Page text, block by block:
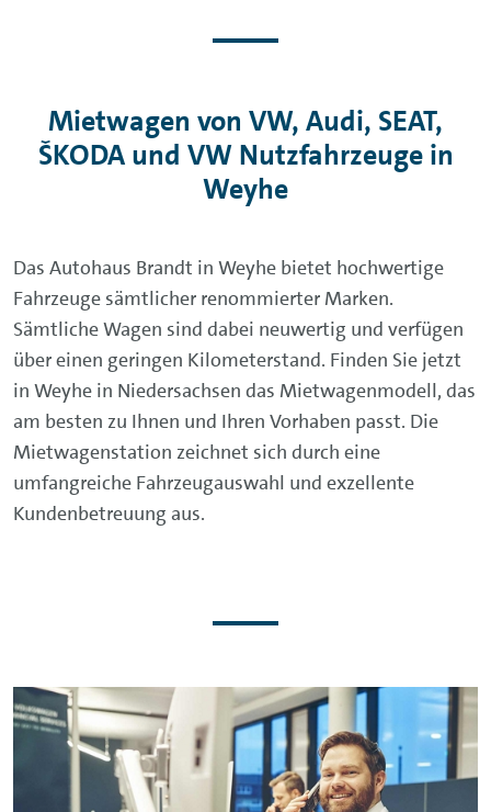
Mietwagen von VW, Audi, SEAT,
ŠKODA und VW Nutzfahrzeuge in
Weyhe
Das Autohaus Brandt in Weyhe bietet hochwertige
Fahrzeuge sämtlicher renommierter Marken.
Sämtliche Wagen sind dabei neuwertig und verfügen
über einen geringen Kilometerstand. Finden Sie jetzt
in Weyhe in Niedersachsen das Mietwagenmodell, das
am besten zu Ihnen und Ihren Vorhaben passt. Die
Mietwagenstation zeichnet sich durch eine
umfangreiche Fahrzeugauswahl und exzellente
Kundenbetreuung aus.